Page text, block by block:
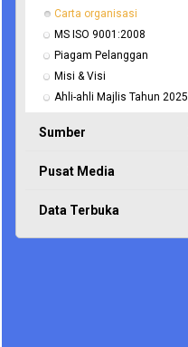
Carta organisasi
MS ISO 9001:2008
Piagam Pelanggan
Misi & Visi
Ahli-ahli Majlis Tahun 2025
Sumber
Pusat Media
Data Terbuka